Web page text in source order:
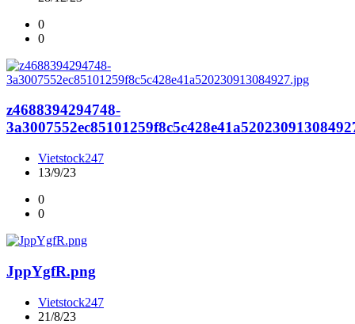
0
0
z4688394294748-
Vietstock247
13/9/23
0
0
JppYgfR.png
Vietstock247
21/8/23